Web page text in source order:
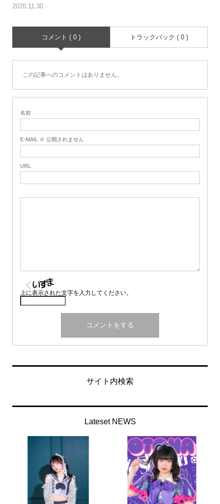
2020.11.30
コメント ( 0 ) トラックバック ( 0 )
この記事へのコメントはありません。
名前
E-MAIL ※ 公開されません
URL
上に表示された文字を入力してください。
サイト内検索
Lateset NEWS